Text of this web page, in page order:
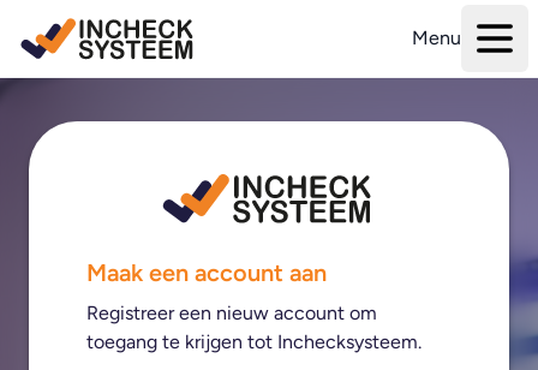
Menu
Maak een account aan
Registreer een nieuw account om
toegang te krijgen tot Inchecksysteem.